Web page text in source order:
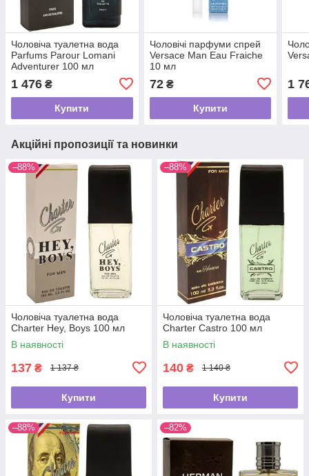
Чоловіча туалетна вода
Parfums Parour Lomani
Adventurer 100 мл
1 476 ₴
Купити
Чоловічі парфуми спрей
Versace Man Eau Fraiche
10 мл
72₴
Купити
1
Акційні пропозиції та новинки
–88%
Чоловіча туалетна вода
Charter Hey, Boys 100 мл
В наявності
137 ₴ 1 137 ₴
Купити
–88%
Чоловіча туалетна вода
Charter Castro 100 мл
В наявності
140 ₴ 1 140 ₴
Купити
–88% –82%